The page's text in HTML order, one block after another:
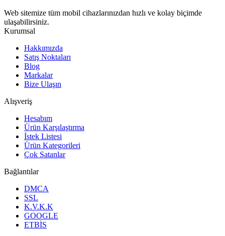
Web sitemize tüm mobil cihazlarınızdan hızlı ve kolay biçimde
ulaşabilirsiniz.
Kurumsal
Hakkımızda
Satış Noktaları
Blog
Markalar
Bize Ulaşın
Alışveriş
Hesabım
Ürün Karşılaştırma
İstek Listesi
Ürün Kategorileri
Çok Satanlar
Bağlantılar
DMCA
SSL
K.V.K.K
GOOGLE
ETBİS